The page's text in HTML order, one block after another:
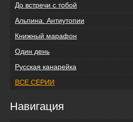
До встречи с тобой
Альпина. Антиутопии
Книжный марафон
Один день
Русская канарейка
ВСЕ СЕРИИ
Навигация